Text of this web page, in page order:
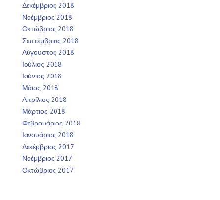
Δεκέμβριος 2018
Νοέμβριος 2018
Οκτώβριος 2018
Σεπτέμβριος 2018
Αύγουστος 2018
Ιούλιος 2018
Ιούνιος 2018
Μάιος 2018
Απρίλιος 2018
Μάρτιος 2018
Φεβρουάριος 2018
Ιανουάριος 2018
Δεκέμβριος 2017
Νοέμβριος 2017
Οκτώβριος 2017